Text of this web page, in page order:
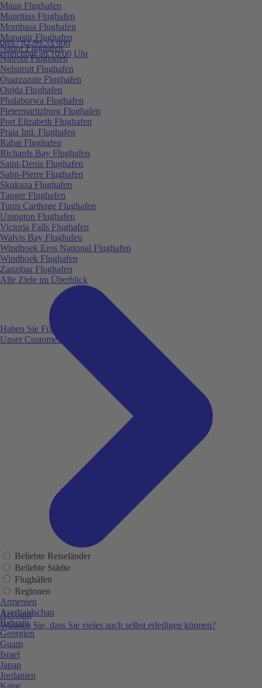
089 / 82 99 33 900
erreichbar ab 10:00 Uhr
Haben Sie Fragen?
Unser Customer Service ist für Sie da!
Account
Wussten Sie, dass Sie vieles auch selbst erledigen können?
Maun Flughafen
Mauritius Flughafen
Mombasa Flughafen
Monastir Flughafen
Nador Flughafen
Nairobi Flughafen
Nelspruit Flughafen
Ouarzazate Flughafen
Oujda Flughafen
Phalaborwa Flughafen
Pietermaritzburg Flughafen
Port Elizabeth Flughafen
Praia Intl. Flughafen
Rabat Flughafen
Richards Bay Flughafen
Saint-Denis Flughafen
Saint-Pierre Flughafen
Skukuza Flughafen
Tanger Flughafen
Tunis Carthage Flughafen
Upington Flughafen
Victoria Falls Flughafen
Walvis Bay Flughafen
Windhoek Eros National Flughafen
Windhoek Flughafen
Zanzibar Flughafen
Alle Ziele im Überblick
Beliebte Reiseländer
Beliebte Städte
Flughäfen
Regionen
Armenien
Aserbaidschan
Bahrain
Georgien
Guam
Israel
Japan
Jordanien
Katar